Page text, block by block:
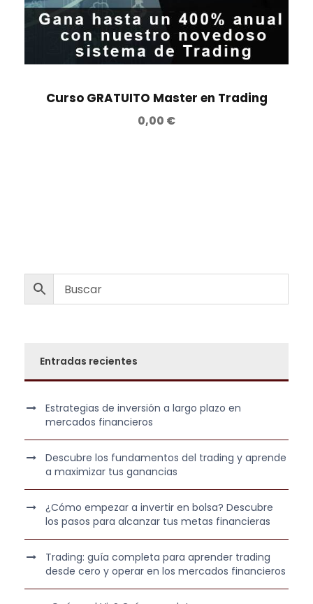
Curso GRATUITO Master en Trading
0,00 €
Entradas recientes
Estrategias de inversión a largo plazo en
mercados financieros
Descubre los fundamentos del trading y aprende
a maximizar tus ganancias
¿Cómo empezar a invertir en bolsa? Descubre
los pasos para alcanzar tus metas financieras
Trading: guía completa para aprender trading
desde cero y operar en los mercados financieros